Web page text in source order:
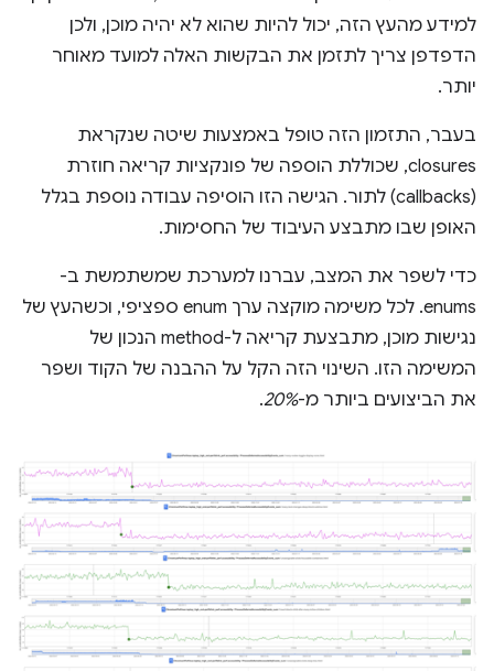
למידע מהעץ הזה, יכול להיות שהוא לא יהיה מוכן, ולכן
הדפדפן צריך לתזמן את הבקשות האלה למועד מאוחר
יותר.
בעבר, התזמון הזה טופל באמצעות שיטה שנקראת
closures, שכוללת הוספה של פונקציות קריאה חוזרת
(callbacks) לתור. הגישה הזו הוסיפה עבודה נוספת בגלל
האופן שבו מתבצע העיבוד של החסימות.
כדי לשפר את המצב, עברנו למערכת שמשתמשת ב-
enums. לכל משימה מוקצה ערך enum ספציפי, וכשהעץ של
נגישות מוכן, מתבצעת קריאה ל-method הנכון של
המשימה הזו. השינוי הזה הקל על ההבנה של הקוד ושפר
את הביצועים ביותר מ-20%
.